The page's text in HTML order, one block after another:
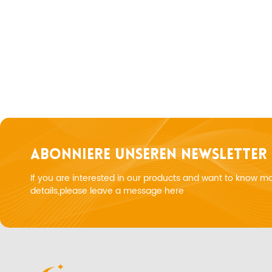
ABONNIERE UNSEREN NEWSLETTER
If you are interested in our products and want to know
details,please leave a message here